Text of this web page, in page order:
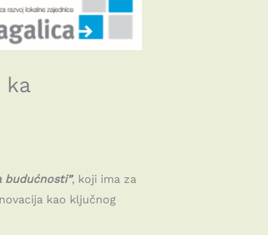
ka
budućnosti”, koji ima za
kao ključnog